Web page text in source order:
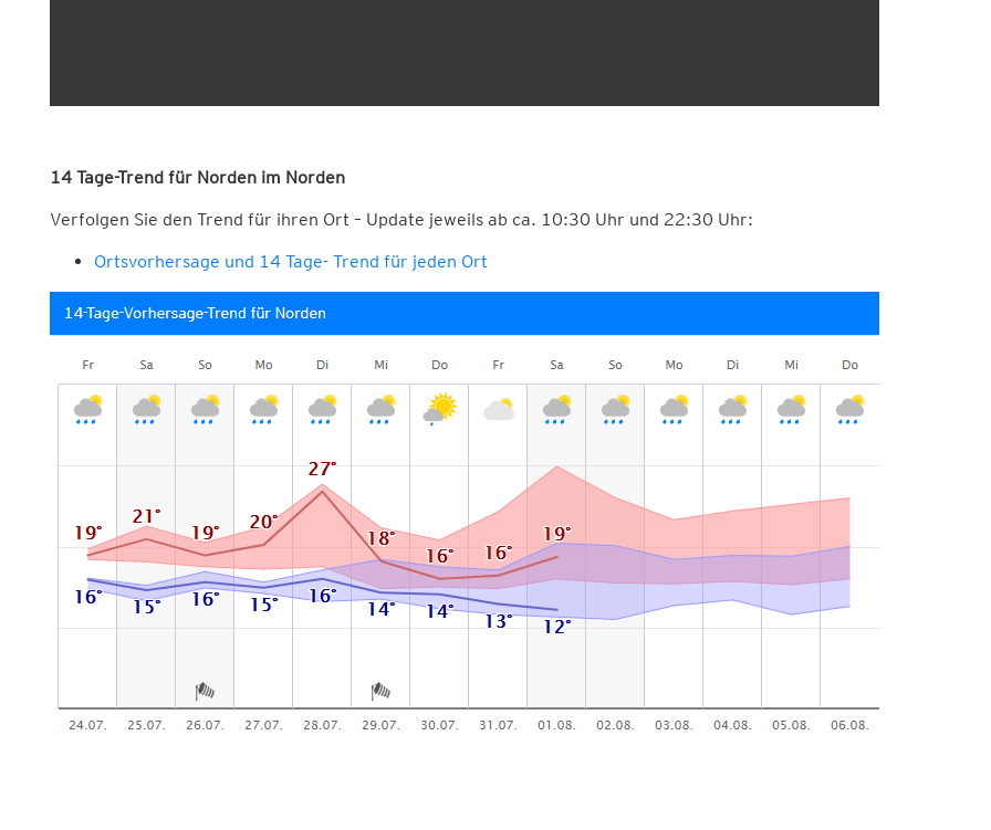
14 Tage-Trend für Norden im Norden
Verfolgen Sie den Trend für ihren Ort – Update jeweils ab ca. 10:30 Uhr und 22:30 Uhr:
Ortsvorhersage und 14 Tage- Trend für jeden Ort